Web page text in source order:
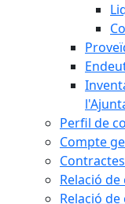
Perfil de
Compte
Relació
Relació